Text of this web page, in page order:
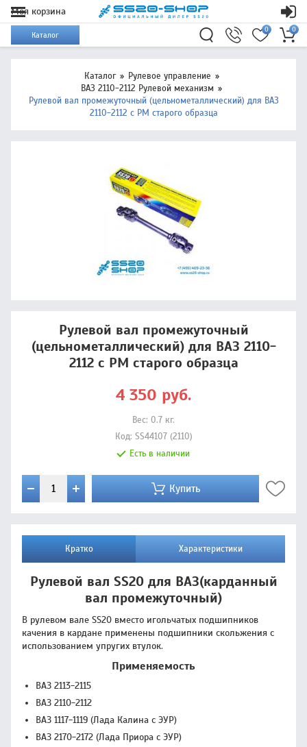
Моя корзина
Каталог
0
0
Каталог
Рулевое управление
ВАЗ 2110-2112 Рулевой механизм
Рулевой вал промежуточный (цельнометаллический) для ВАЗ
2110-2112 с РМ старого образца
Рулевой вал промежуточный
(цельнометаллический) для ВАЗ 2110-
2112 с РМ старого образца
4 350 руб.
Вес: 0.7 кг.
Код: SS44107 (2110)
Есть в наличии
Купить
Кратко Характеристики
Рулевой вал SS20 для ВАЗ(карданный
вал промежуточный)
В рулевом вале SS20 вместо игольчатых подшипников
качения в кардане применены подшипники скольжения с
использованием упругих втулок.
Применяемость
ВАЗ 2113-2115
ВАЗ 2110-2112
ВАЗ 1117-1119 (Лада Калина с ЭУР)
ВАЗ 2170-2172 (Лада Приора с ЭУР)